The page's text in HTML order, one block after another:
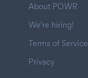
About POWR
We're hiring!
Terms of Service
Privacy